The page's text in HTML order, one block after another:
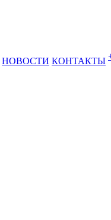
НОВОСТИ КОНТАКТЫ